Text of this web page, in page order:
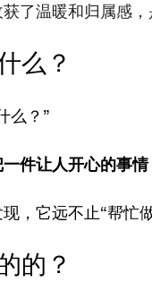
了温暖和归属感，
么？
么？”
件让人开心的事情
，它远不止“帮忙
的？